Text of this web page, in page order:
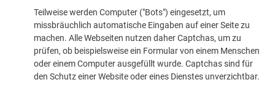
dass
Teilweise werden Computer ("Bots") eingesetzt, um
missbräuchlich automatische Eingaben auf einer Seite zu
machen. Alle Webseiten nutzen daher Captchas, um zu
prüfen, ob beispielsweise ein Formular von einem Menschen
oder einem Computer ausgefüllt wurde. Captchas sind für
den Schutz einer Website oder eines Dienstes unverzichtbar.